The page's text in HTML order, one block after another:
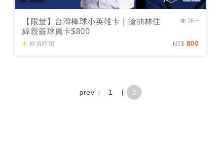
【限量】台灣棒球小英雄卡｜搶抽林佳
緯親簽球員卡$800
即買即用
3K+
NT$ 800
prev 1 2